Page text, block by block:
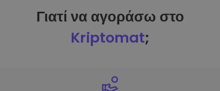
Γιατί να αγοράσω στο
Kriptomat;